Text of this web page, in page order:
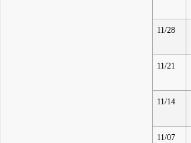
11/28
11/21
11/14
11/07